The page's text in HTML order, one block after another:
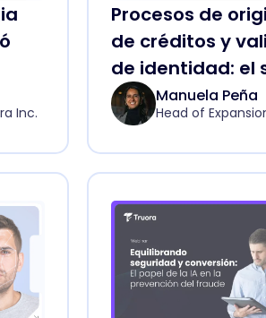
Inc.
Procesos de
de créditos y
de identidad: el
lo digitalManuela Peña
Head of